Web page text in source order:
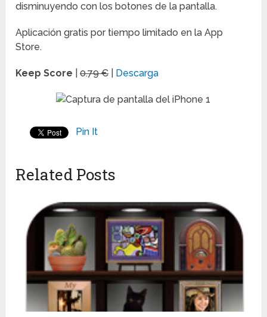
disminuyendo con los botones de la pantalla.
Aplicación gratis por tiempo limitado en la App
Store.
Keep Score |0.79 € Descarga
Pin It
Related Posts